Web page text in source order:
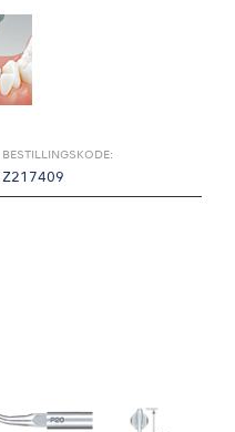
BESTILLINGSKODE:
Z217409